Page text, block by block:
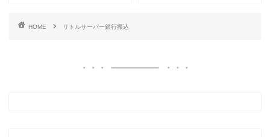
HOME リトルサーバー銀行振込